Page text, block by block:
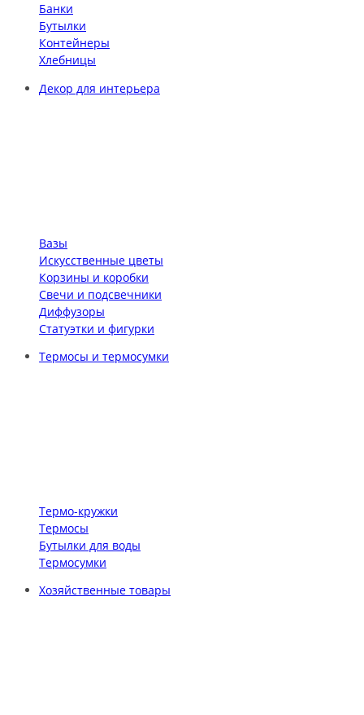
Банки
Бутылки
Контейнеры
Хлебницы
Декор для интерьера
Вазы
Искусственные цветы
Корзины и коробки
Свечи и подсвечники
Диффузоры
Статуэтки и фигурки
Термосы и термосумки
Термо-кружки
Термосы
Бутылки для воды
Термосумки
Хозяйственные товары